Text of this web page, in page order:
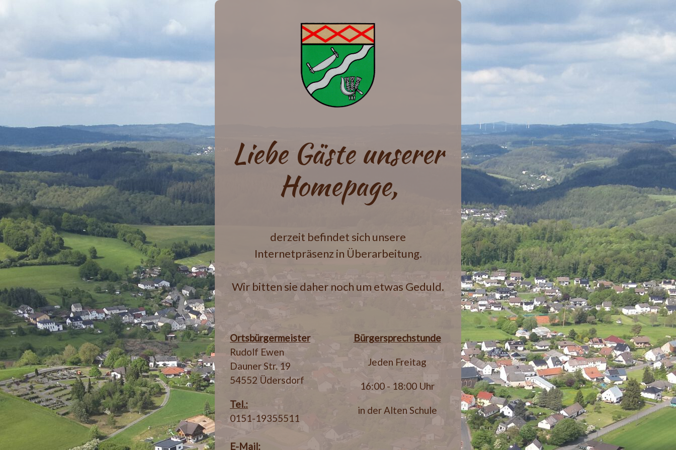
Liebe Gäste unserer
Homepage,
derzeit befindet sich unsere
Internetpräsenz in Überarbeitung.
Wir bitten sie daher noch um etwas Geduld.
Ortsbürgermeister
Rudolf Ewen
Dauner Str. 19
54552 Üdersdorf
Tel.:
0151-19355511
E-Mail:
Bürgersprechstunde
Jeden Freitag
16:00 - 18:00 Uhr
in der Alten Schule